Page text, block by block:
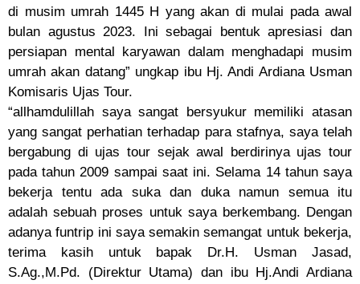
di musim umrah 1445 H yang akan di mulai pada awal
bulan agustus 2023. Ini sebagai bentuk apresiasi dan
persiapan mental karyawan dalam menghadapi musim
umrah akan datang” ungkap ibu Hj. Andi Ardiana Usman
Komisaris Ujas Tour.
“allhamdulillah saya sangat bersyukur memiliki atasan
yang sangat perhatian terhadap para stafnya, saya telah
bergabung di ujas tour sejak awal berdirinya ujas tour
pada tahun 2009 sampai saat ini. Selama 14 tahun saya
bekerja tentu ada suka dan duka namun semua itu
adalah sebuah proses untuk saya berkembang. Dengan
adanya funtrip ini saya semakin semangat untuk bekerja,
terima kasih untuk bapak Dr.H. Usman Jasad,
S.Ag.,M.Pd. (Direktur Utama) dan ibu Hj.Andi Ardiana